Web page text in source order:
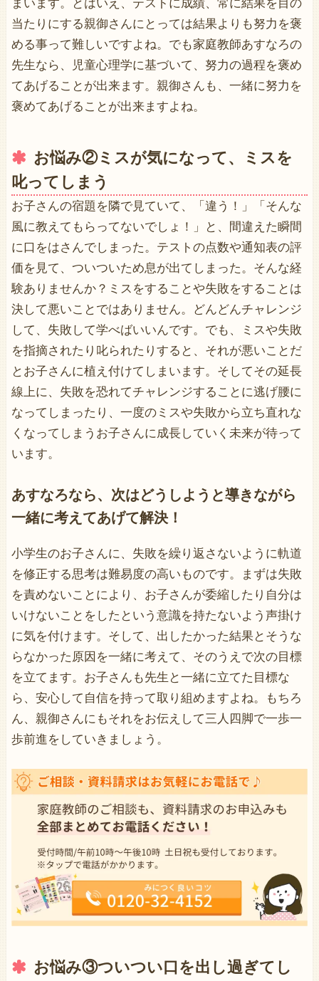
まいます。とはいえ、テストに成績、常に結果を目の
当たりにする親御さんにとっては結果よりも努力を褒
める事って難しいですよね。でも家庭教師あすなろの
先生なら、児童心理学に基づいて、努力の過程を褒め
てあげることが出来ます。親御さんも、一緒に努力を
褒めてあげることが出来ますよね。
お悩み②ミスが気になって、ミスを
叱ってしまう
お子さんの宿題を隣で見ていて、「違う！」「そんな
風に教えてもらってないでしょ！」と、間違えた瞬間
に口をはさんでしまった。テストの点数や通知表の評
価を見て、ついついため息が出てしまった。そんな経
験ありませんか？ミスをすることや失敗をすることは
決して悪いことではありません。どんどんチャレンジ
して、失敗して学べばいいんです。でも、ミスや失敗
を指摘されたり叱られたりすると、それが悪いことだ
とお子さんに植え付けてしまいます。そしてその延長
線上に、失敗を恐れてチャレンジすることに逃げ腰に
なってしまったり、一度のミスや失敗から立ち直れな
くなってしまうお子さんに成長していく未来が待って
います。
あすなろなら、次はどうしようと導きながら
一緒に考えてあげて解決！
小学生のお子さんに、失敗を繰り返さないように軌道
を修正する思考は難易度の高いものです。まずは失敗
を責めないことにより、お子さんが委縮したり自分は
いけないことをしたという意識を持たないよう声掛け
に気を付けます。そして、出したかった結果とそうな
らなかった原因を一緒に考えて、そのうえで次の目標
を立てます。お子さんも先生と一緒に立てた目標な
ら、安心して自信を持って取り組めますよね。もちろ
ん、親御さんにもそれをお伝えして三人四脚で一歩一
歩前進をしていきましょう。
お悩み③ついつい口を出し過ぎてし